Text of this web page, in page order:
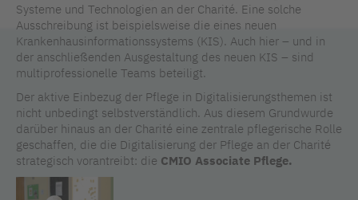
Systeme und Technologien an der Charité. Eine solche
Ausschreibung ist beispielsweise die eines neuen
Krankenhausinformationssystems (KIS). Auch hier – und in
der anschließenden Ausgestaltung des neuen KIS – sind
multiprofessionelle Teams beteiligt.
Der aktive Einbezug der Pflege in Digitalisierungsthemen ist
nicht unbedingt selbstverständlich. Aus diesem Grundwurde
darüber hinaus an der Charité eine zentrale pflegerische Rolle
geschaffen, die die Digitalisierung der Pflege an der Charité
strategisch vorantreibt: die CMIO Associate Pflege.